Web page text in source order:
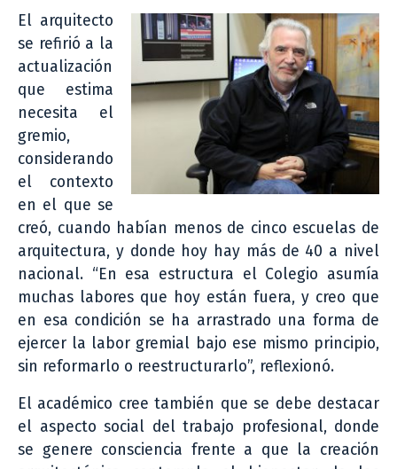
El arquitecto
se refirió a la
actualización
que estima
necesita el
gremio,
considerando
el contexto
en el que se
creó, cuando habían menos de cinco escuelas de
arquitectura, y donde hoy hay más de 40 a nivel
nacional. “En esa estructura el Colegio asumía
muchas labores que hoy están fuera, y creo que
en esa condición se ha arrastrado una forma de
ejercer la labor gremial bajo ese mismo principio,
sin reformarlo o reestructurarlo”, reflexionó.
El académico cree también que se debe destacar
el aspecto social del trabajo profesional, donde
se genere consciencia frente a que la creación